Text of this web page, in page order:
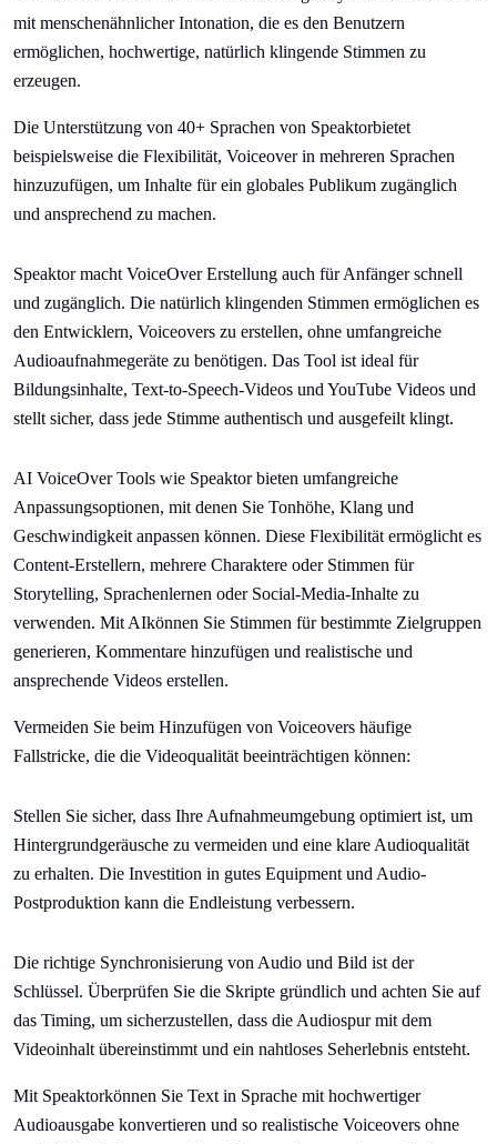
mit menschenähnlicher Intonation, die es den Benutzern
ermöglichen, hochwertige, natürlich klingende Stimmen zu
erzeugen.
Die Unterstützung von 40+ Sprachen von Speaktorbietet
beispielsweise die Flexibilität, Voiceover in mehreren Sprachen
hinzuzufügen, um Inhalte für ein globales Publikum zugänglich
und ansprechend zu machen.
Speaktor macht VoiceOver Erstellung auch für Anfänger schnell
und zugänglich. Die natürlich klingenden Stimmen ermöglichen es
den Entwicklern, Voiceovers zu erstellen, ohne umfangreiche
Audioaufnahmegeräte zu benötigen. Das Tool ist ideal für
Bildungsinhalte, Text-to-Speech-Videos und YouTube Videos und
stellt sicher, dass jede Stimme authentisch und ausgefeilt klingt.
AI VoiceOver Tools wie Speaktor bieten umfangreiche
Anpassungsoptionen, mit denen Sie Tonhöhe, Klang und
Geschwindigkeit anpassen können. Diese Flexibilität ermöglicht es
Content-Erstellern, mehrere Charaktere oder Stimmen für
Storytelling, Sprachenlernen oder Social-Media-Inhalte zu
verwenden. Mit AIkönnen Sie Stimmen für bestimmte Zielgruppen
generieren, Kommentare hinzufügen und realistische und
ansprechende Videos erstellen.
Vermeiden Sie beim Hinzufügen von Voiceovers häufige
Fallstricke, die die Videoqualität beeinträchtigen können:
Stellen Sie sicher, dass Ihre Aufnahmeumgebung optimiert ist, um
Hintergrundgeräusche zu vermeiden und eine klare Audioqualität
zu erhalten. Die Investition in gutes Equipment und Audio-
Postproduktion kann die Endleistung verbessern.
Die richtige Synchronisierung von Audio und Bild ist der
Schlüssel. Überprüfen Sie die Skripte gründlich und achten Sie auf
das Timing, um sicherzustellen, dass die Audiospur mit dem
Videoinhalt übereinstimmt und ein nahtloses Seherlebnis entsteht.
Mit Speaktorkönnen Sie Text in Sprache mit hochwertiger
Audioausgabe konvertieren und so realistische Voiceovers ohne